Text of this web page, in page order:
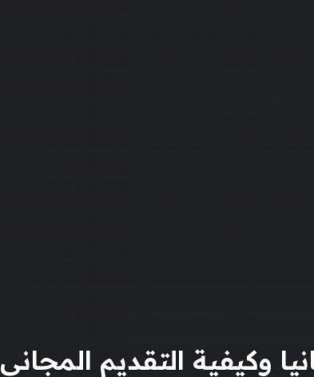
التقديم المجاني 2023